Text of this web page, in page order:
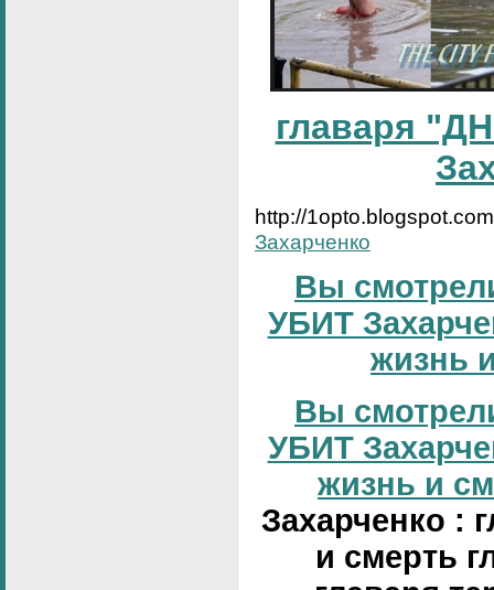
главаря
http://
Захарченко
Вы
УБИТ
жизнь
Вы
УБИТ
жизнь и
Захарченко :
и смерть